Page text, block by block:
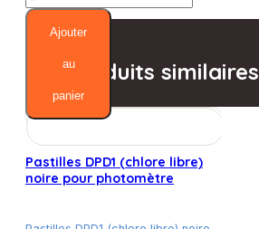
de
SensoStick
chlore
libre/total
(sachet
de
6
capteurs)
Ajouter
au
panier
Produits similaires
Pastilles DPD1 (chlore libre)
noire pour photomètre